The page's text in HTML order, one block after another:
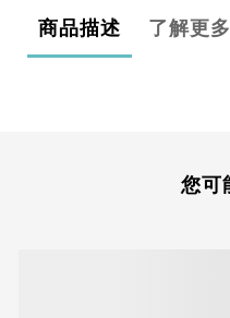
商品描述 了解更多
您可